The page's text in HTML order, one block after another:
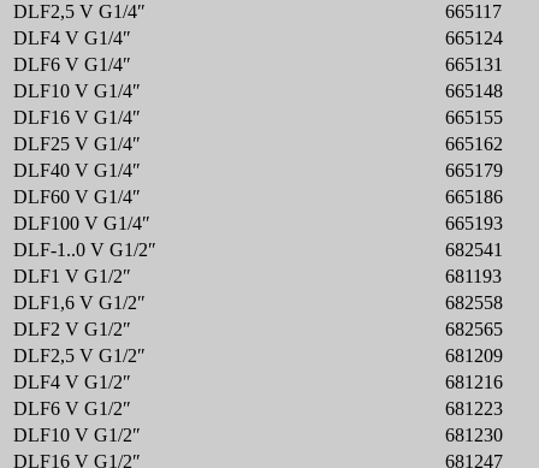
DLF2,5 V G1/4″
665117
DLF4 V G1/4″
665124
DLF6 V G1/4″
665131
DLF10 V G1/4″
665148
DLF16 V G1/4″
665155
DLF25 V G1/4″
665162
DLF40 V G1/4″
665179
DLF60 V G1/4″
665186
DLF100 V G1/4″
665193
DLF-1..0 V G1/2″
682541
DLF1 V G1/2″
681193
DLF1,6 V G1/2″
682558
DLF2 V G1/2″
682565
DLF2,5 V G1/2″
681209
DLF4 V G1/2″
681216
DLF6 V G1/2″
681223
DLF10 V G1/2″
681230
DLF16 V G1/2″
681247